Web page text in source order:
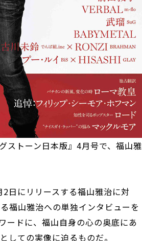
ストーン日本版』4月号で、福山雅
日にリリースする福山雅治に対
福山雅治への単独インタビューを
ードに、福山自身の心の奥底にあ
しての実像に迫るものだ。